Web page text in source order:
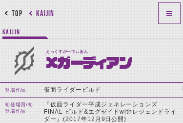
KAIJIN
TOP
KAIJIN
えっくすがーでぃあん
Xガーディアン
登場作品 仮面ライダービルド
初登場回/初
登場作品
『仮面ライダー平成ジェネレーションズ
FINAL ビルド&エグゼイドwithレジェンドライ
ダー』(2017年12月9日公開)